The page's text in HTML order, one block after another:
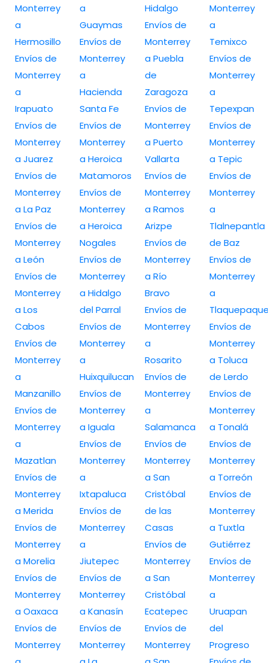
Monterrey
a
Hermosillo
Envíos de
Monterrey
a
Irapuato
Envíos de
Monterrey
a Juarez
Envíos de
Monterrey
a La Paz
Envíos de
Monterrey
a León
Envíos de
Monterrey
a Los
Cabos
Envíos de
Monterrey
a
Manzanillo
Envíos de
Monterrey
a
Mazatlan
Envíos de
Monterrey
a Merida
Envíos de
Monterrey
a Morelia
Envíos de
Monterrey
a Oaxaca
Envíos de
Monterrey
a
Guaymas
Envíos de
Monterrey
a
Hacienda
Santa Fe
Envíos de
Monterrey
a Heroica
Matamoros
Envíos de
Monterrey
a Heroica
Nogales
Envíos de
Monterrey
a Hidalgo
del Parral
Envíos de
Monterrey
a
Huixquilucan
Envíos de
Monterrey
a Iguala
Envíos de
Monterrey
a
Ixtapaluca
Envíos de
Monterrey
a
Jiutepec
Envíos de
Monterrey
a Kanasín
Envíos de
Monterrey
Hidalgo
Envíos de
Monterrey
a Puebla
de
Zaragoza
Envíos de
Monterrey
a Puerto
Vallarta
Envíos de
Monterrey
a Ramos
Arizpe
Envíos de
Monterrey
a Río
Bravo
Envíos de
Monterrey
a
Rosarito
Envíos de
Monterrey
a
Salamanca
Envíos de
Monterrey
a San
Cristóbal
de las
Casas
Envíos de
Monterrey
a San
Cristóbal
Ecatepec
Envíos de
Monterrey
Monterrey
a
Temixco
Envíos de
Monterrey
a
Tepexpan
Envíos de
Monterrey
a Tepic
Envíos de
Monterrey
a
Tlalnepantla
de Baz
Envíos de
Monterrey
a
Envíos de
Monterrey
a Toluca
de Lerdo
Envíos de
Monterrey
a Tonalá
Envíos de
Monterrey
a Torreón
Envíos de
Monterrey
a Tuxtla
Gutiérrez
Envíos de
Monterrey
a
Uruapan
del
Progreso